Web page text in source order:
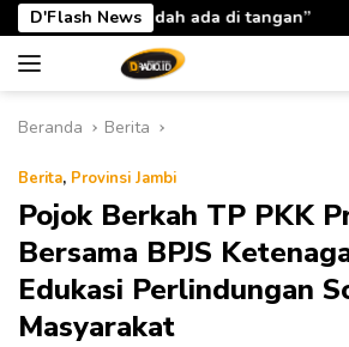
Langsung
ke
konten
D'Flash NewsHesti Haris: Rabu Berkah
Beranda Berita
Berita, Provinsi Jambi
Pojok Berkah TP PKK
Bersama BPJS
Edukasi Perlindungan
Masyarakat